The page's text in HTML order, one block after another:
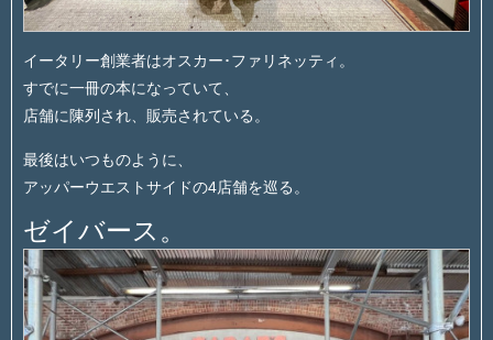
イータリー創業者はオスカー･ファリネッティ。
すでに一冊の本になっていて、
店舗に陳列され、販売されている。
最後はいつものように、
アッパーウエストサイドの4店舗を巡る。
ゼイバース。